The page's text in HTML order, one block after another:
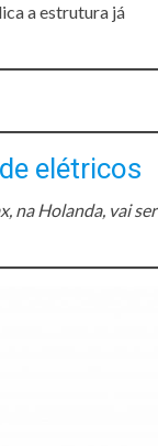
a estrutura já
elétricos
na Holanda, vai ser